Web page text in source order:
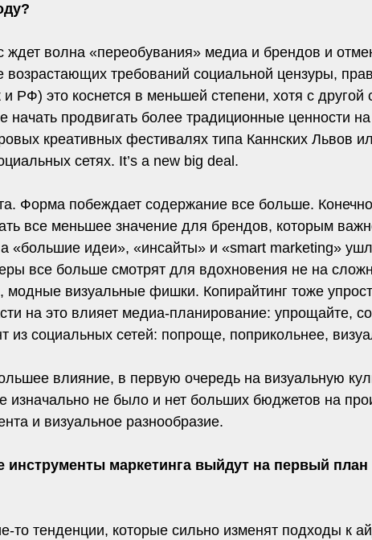
волна «переобувания» медиа и брендов и
возрастающих требований социальной цензуры,
РФ) это коснется в меньшей степени, хотя с
начать продвигать более традиционные ценности
креативных фестивалях типа Каннских Львов
сетях. It’s a new big deal.
Форма побеждает содержание все больше.
все меньшее значение для брендов, которым
а «большие идеи», «инсайты» и «smart marketing»
все больше смотрят для вдохновения не на
визуальные фишки. Копирайтинг тоже
на это влияет медиа-планирование: упрощайте,
из социальных сетей: попроще, поприкольнее,
влияние, в первую очередь на визуальную
изначально не было и нет больших бюджетов на
и визуальное разнообразие.
инструменты маркетинга выйдут на первый
то тенденции, которые сильно изменят подходы к